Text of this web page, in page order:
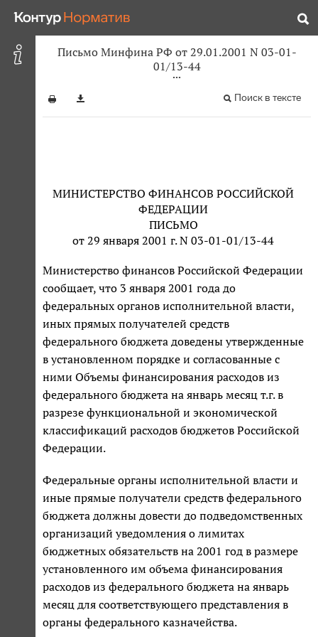
Письмо Минфина РФ от 29.01.2001 N 03-01-
01/13-44
Поиск в тексте
МИНИСТЕРСТВО ФИНАНСОВ РОССИЙСКОЙ
ФЕДЕРАЦИИ
ПИСЬМО
от 29 января 2001 г. N 03-01-01/13-44
Министерство финансов Российской Федерации
сообщает, что 3 января 2001 года до
федеральных органов исполнительной власти,
иных прямых получателей средств
федерального бюджета доведены утвержденные
в установленном порядке и согласованные с
ними Объемы финансирования расходов из
федерального бюджета на январь месяц т.г. в
разрезе функциональной и экономической
классификаций расходов бюджетов Российской
Федерации.
Федеральные органы исполнительной власти и
иные прямые получатели средств федерального
бюджета должны довести до подведомственных
организаций уведомления о лимитах
бюджетных обязательств на 2001 год в размере
установленного им объема финансирования
расходов из федерального бюджета на январь
месяц для соответствующего представления в
органы федерального казначейства.